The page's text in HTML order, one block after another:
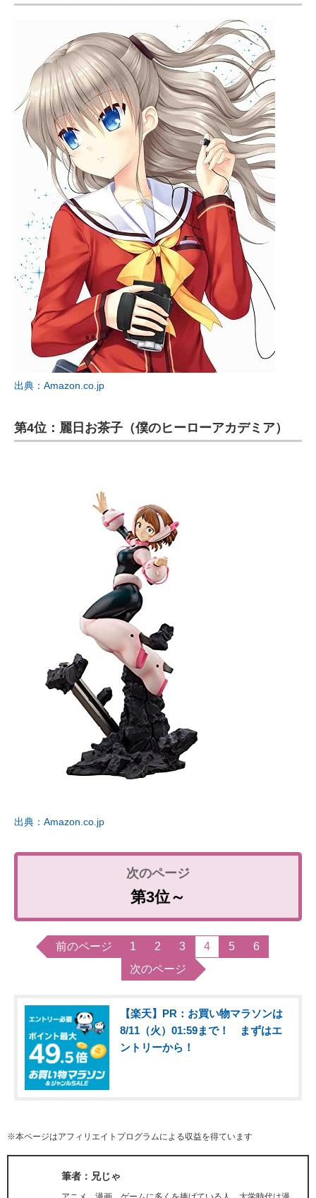
出典：Amazon.co.jp
第4位：麗日お茶子（僕のヒーローアカデミア）
出典：Amazon.co.jp
第3位～
前のページ 1 2 3 4 5
6
次のページ
【楽天】PR：お買い物マラソンは
8/11（火）01:59まで！ まずはエ
ントリーから！
※本ページはアフィリエイトプログラムによる収益を得ています
筆者：兄じゃ